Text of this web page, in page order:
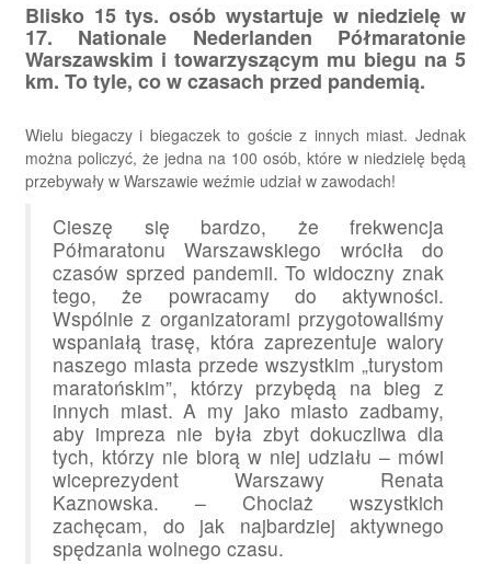
Blisko 15 tys. osób wystartuje w niedzielę w
17. Nationale Nederlanden Półmaratonie
Warszawskim i towarzyszącym mu biegu na 5
km. To tyle, co w czasach przed pandemią.
Wielu biegaczy i biegaczek to goście z innych miast. Jednak
można policzyć, że jedna na 100 osób, które w niedzielę będą
przebywały w Warszawie weźmie udział w zawodach!
Cieszę się bardzo, że frekwencja
Półmaratonu Warszawskiego wróciła do
czasów sprzed pandemii. To widoczny znak
tego, że powracamy do aktywności.
Wspólnie z organizatorami przygotowaliśmy
wspaniałą trasę, która zaprezentuje walory
naszego miasta przede wszystkim „turystom
maratońskim”, którzy przybędą na bieg z
innych miast. A my jako miasto zadbamy,
aby impreza nie była zbyt dokuczliwa dla
tych, którzy nie biorą w niej udziału – mówi
wiceprezydent Warszawy Renata
Kaznowska. – Chociaż wszystkich
zachęcam, do jak najbardziej aktywnego
spędzania wolnego czasu.